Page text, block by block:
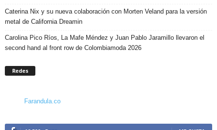
Caterina Nix y su nueva colaboración con Morten Veland para la versión
metal de California Dreamin
Carolina Pico Ríos, La Mafe Méndez y Juan Pablo Jaramillo llevaron el
second hand al front row de Colombiamoda 2026
Redes
Farandula.co